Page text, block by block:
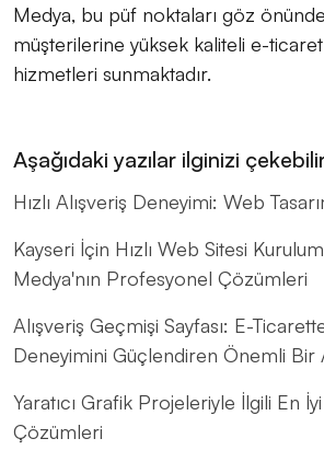
Medya, bu püf noktaları göz
müşterilerine yüksek kaliteli e-
hizmetleri sunmaktadır.
Aşağıdaki yazılar ilginizi
Hızlı Alışveriş Deneyimi: Web
Kayseri İçin Hızlı Web Sitesi
Medya'nın Profesyonel Çözümleri
Alışveriş Geçmişi Sayfası: E-
Deneyimini Güçlendiren Önemli Bir
Yaratıcı Grafik Projeleriyle İlgili En
Çözümleri